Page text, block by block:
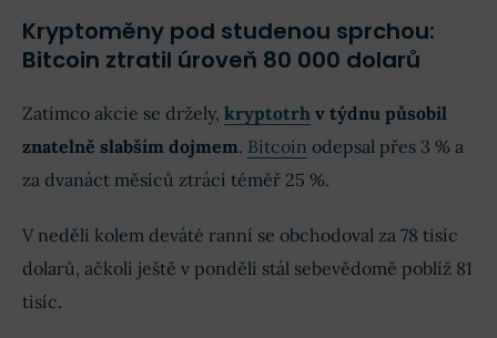
Kryptoměny pod studenou sprchou:
Bitcoin ztratil úroveň 80 000 dolarů
Zatímco akcie se držely, kryptotrh v týdnu působil
znatelně slabším dojmem. Bitcoin odepsal přes 3 % a
za dvanáct měsíců ztrácí téměř 25 %.
V neděli kolem deváté ranní se obchodoval za 78 tisíc
dolarů, ačkoli ještě v pondělí stál sebevědomě poblíž 81
tisíc.